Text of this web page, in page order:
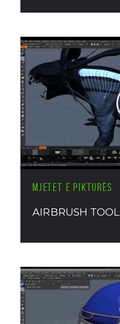
MJETET E PIKTURËS
AIRBRUSH TOOL